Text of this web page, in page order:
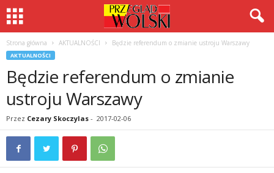
Strona główna AKTUALNOŚCI Będzie referendum o zmianie ustroju Warszawy
AKTUALNOŚCI
Będzie referendum o zmianie
ustroju Warszawy
Przez Cezary Skoczylas - 2017-02-06